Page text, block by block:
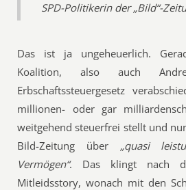
SPD-Politikerin der „Bild“-
Das ist ja ungeheuerlich.
Koalition, also auch
Erbschaftssteuergesetz
millionen- oder gar
weitgehend steuerfrei stellt und
Bild-Zeitung über „quasi
Vermögen“. Das klingt nach
Mitleidsstory, wonach mit den